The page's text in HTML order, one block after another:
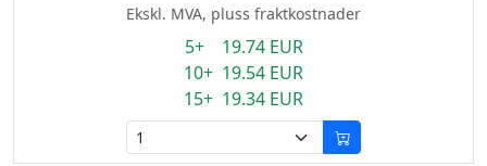
Ekskl. MVA, pluss fraktkostnader
5+ 19.74 EUR
10+ 19.54 EUR
15+ 19.34 EUR